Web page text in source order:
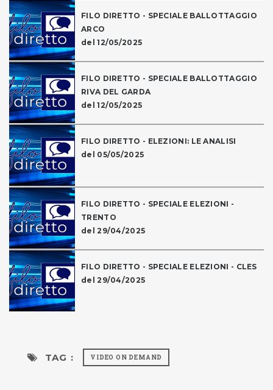
FILO DIRETTO - SPECIALE BALLOTTAGGIO
ARCO
del 12/05/2025
FILO DIRETTO - SPECIALE BALLOTTAGGIO
RIVA DEL GARDA
del 12/05/2025
FILO DIRETTO - ELEZIONI: LE ANALISI
del 05/05/2025
FILO DIRETTO - SPECIALE ELEZIONI -
TRENTO
del 29/04/2025
FILO DIRETTO - SPECIALE ELEZIONI - CLES
del 29/04/2025
TAG : VIDEO ON DEMAND